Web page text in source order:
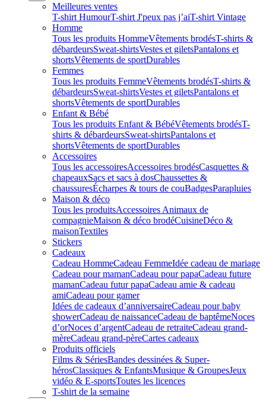
Meilleures ventes
T-shirt HumourT-shirt J'peux pas j’aiT-shirt Vintage
Homme
Tous les produits HommeVêtements brodésT-shirts &
débardeursSweat-shirtsVestes et giletsPantalons et
shortsVêtements de sportDurables
Femmes
Tous les produits FemmeVêtements brodésT-shirts &
débardeursSweat-shirtsVestes et giletsPantalons et
shortsVêtements de sportDurables
Enfant & Bébé
Tous les produits Enfant & BébéVêtements brodésT-
shirts & débardeursSweat-shirtsPantalons et
shortsVêtements de sportDurables
Accessoires
Tous les accessoiresAccessoires brodésCasquettes &
chapeauxSacs et sacs à dosChaussettes &
chaussuresÉcharpes & tours de couBadgesParapluies
Maison & déco
Tous les produitsAccessoires Animaux de
compagnieMaison & déco brodéCuisineDéco &
maisonTextiles
Stickers
Cadeaux
Cadeau HommeCadeau FemmeIdée cadeau de mariage​
Cadeau pour mamanCadeau pour papaCadeau future
mamanCadeau futur papaCadeau amie & cadeau
amiCadeau pour gamer
Idées de cadeaux d’anniversaireCadeau pour baby
showerCadeau de naissanceCadeau de baptêmeNoces
d’orNoces d’argentCadeau de retraiteCadeau grand-
mèreCadeau grand-pèreCartes cadeaux
Produits officiels
Films & SériesBandes dessinées & Super-
hérosClassiques & EnfantsMusique & GroupesJeux
vidéo & E-sportsToutes les licences
T-shirt de la semaine